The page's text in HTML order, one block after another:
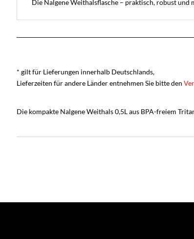
Die Nalgene Weithalsflasche – praktisch, robust
* gilt für Lieferungen innerhalb Deutschlands,
Lieferzeiten für andere Länder entnehmen Sie bitte den
Die kompakte Nalgene Weithals 0,5L aus BPA-freiem